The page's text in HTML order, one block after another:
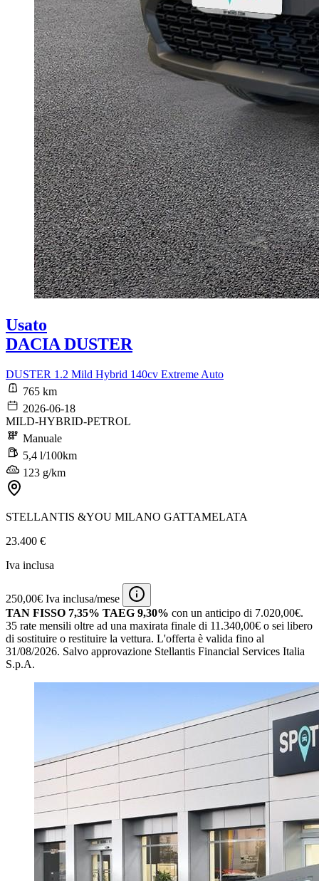
Usato
DACIA DUSTER
DUSTER 1.2 Mild Hybrid 140cv Extreme Auto
765 km
2026-06-18
MILD-HYBRID-PETROL
Manuale
5,4 l/100km
123 g/km
STELLANTIS &YOU MILANO GATTAMELATA
23.400 €
Iva inclusa
250,00€ Iva inclusa/mese
TAN FISSO 7,35% TAEG 9,30% con un anticipo di 7.020,00€.
35 rate mensili oltre ad una maxirata finale di 11.340,00€ o sei libero
di sostituire o restituire la vettura. L'offerta è valida fino al
31/08/2026. Salvo approvazione Stellantis Financial Services Italia
S.p.A.